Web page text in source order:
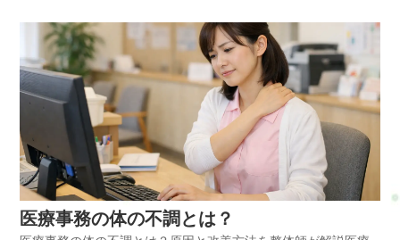
ートしています。よくある質問 Q: 育児中の頭痛は肩こりが原因
ですか？ A：肩こりや首こりが大きく関係していることは多い
です。特に抱っこや授乳で僧帽筋や肩甲挙筋が緊張すると、後
頭部からこめかみにかけて頭痛が出やすくなります。ただし睡
眠不足や自律神経の乱れも重なるため、複数の要因を考えるこ
とが大切です。Q: 子育てによる頭痛はストレッチで改善できま
すか？A：軽い頭痛であれば、胸の前を開くストレッチや肩甲骨
を動かす体操で楽になることがあります。前かがみ姿勢による
筋肉の緊張が原因の場合は特に有効です。ただし無理に首を強
く回したり伸ばしたりすると悪化することもあるため、やさし
続くと筋肉の回復が追いつかず、コリが強くなることがありま
す。Q: 首が痛いときは温めた方がいいですか？A：筋肉のコリ
が原因の場合は温めることで血流がよくなり、痛みが軽くなる
ことがあります。蒸しタオルや入浴で首や肩を温めるのがおす
すめです。Q: 育児中でも整体を受けても大丈夫ですか？A：体
調に問題がなければ施術を受けることは可能です。育児による
首や肩の負担を整えることで、日常生活の体の動きが楽になる
ことがあります。まとめ 育児や子育てによる首の痛みやコリ
は、抱っこや授乳などの前かがみ姿勢、睡眠不足、精神的緊張
などが重なることで起こりやすくなります。首や肩の筋肉、と
くに僧帽筋や肩甲挙筋、小胸筋の緊張が強くなると血流が低下
行います。僧帽筋や肩甲挙筋、小胸筋などの緊張を緩めること
で肩甲骨の動きが改善し、肩に負担のかかりにくい姿勢へと整
えていきます。育児中は自分の体のケアを後回しにしがちです
が、体を整えることで日常生活の動きが楽になります。横浜や
戸塚、戸塚区で育児による肩こりや体の不調に悩んでいる方
は、無理を続ける前に体の状態を見直してみることも大切で
す。横浜市戸塚区で体の不調にお悩みの方は、整体・自宅サロ
ンRefresh Jamへお気軽にご相談ください。肩こりや腰痛など日
常生活で起こりやすい不調のケアを通して、今の生活や仕事を
続けられるカラダとココロづくりをサポートしています。よく
ある質問Q: 育児中はなぜ肩こりが起こりやすいのですか？A：
児による腰痛をそのままにしていると、次のような不調につな
がることがあります。・慢性的な腰痛・坐骨まわりの痛み・股
関節の違和感・足のだるさ・姿勢の悪化・疲れやすさ特に抱っ
こや中腰姿勢が続く育児では、腰の筋肉が回復する前に負担が
かかり続けてしまいます。その結果、腰痛が慢性化してしまう
こともあります。改善方法育児による腰痛を改善するために
は、腰だけをケアするのではなく姿勢や体の使い方を見直すこ
とが大切です。・抱っこするときは膝を使って持ち上げる・腰
だけで持ち上げない・左右どちらかに偏らないよう抱っこす
る・床ではなく椅子を使う・骨盤を立てて座る・腰を反らしす
や背中の姿勢を支える役割があります。菱形筋は肩甲骨を内側
に引く筋肉で、猫背姿勢が続くと弱くなりやすい筋肉です。広
背筋は背中から腕につながる筋肉で、抱っこ動作で負担がかか
りやすくなります。体に起こる変化背中の筋肉に負担が続く
と、肩甲骨の動きが悪くなり背中全体が硬くなります。猫背姿
勢が続くと胸が縮み、背中の筋肉が常に伸ばされた状態になり
ます。この状態が続くと、背中の筋肉は疲労しやすくなり、張
りや痛みとして感じるようになります。さらに背中の筋肉が硬
くなると、次のような不調につながることもあります。・肩こ
り・首こり・呼吸が浅くなる・疲れやすさ・頭痛背中の痛みは
姿勢の崩れによって起こることが多く、肩甲骨の動きが重要な
す。育児による肩甲骨周りの痛みは、猫背姿勢や腕を前に出す
動作が続くことで肩甲骨周辺の筋肉が疲労することが主な原因
です。育児・子育てによる肩甲骨周りの痛みとは肩甲骨は背中
の中央にある骨で、腕や肩の動きに深く関わっています。育児
では赤ちゃんを抱っこしたり、前かがみでお世話をすることが
多いため、肩甲骨が外側に広がりやすくなります。この状態が
続くと肩甲骨を支える筋肉が常に引っ張られ、痛みや張りを感
じやすくなります。肩甲骨の動きが悪くなると、肩こりや背中
の痛み、首こりなどの不調につながることもあります。主な原
因育児中の肩甲骨周りの痛みには、次のような原因が関係して
います。・長時間の抱っこ・授乳で前かがみ姿勢になる・スマ
医療事務の体の不調とは？